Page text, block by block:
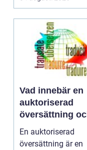
Vad innebär en
auktoriserad
översättning och
när behövs den?
En auktoriserad
översättning är en